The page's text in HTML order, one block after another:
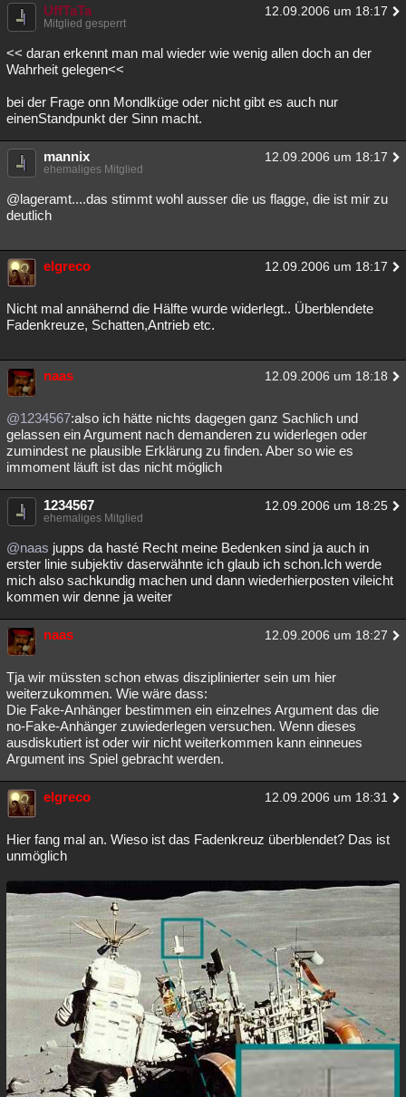
UffTaTa 12.09.2006 um 18:17
Mitglied gesperrt
<< daran erkennt man mal wieder wie wenig allen doch an der
Wahrheit gelegen<<
bei der Frage onn Mondlküge oder nicht gibt es auch nur
einenStandpunkt der Sinn macht.
mannix 12.09.2006 um 18:17
ehemaliges Mitglied
@lageramt....das stimmt wohl ausser die us flagge, die ist mir zu
deutlich
elgreco 12.09.2006 um 18:17
Nicht mal annähernd die Hälfte wurde widerlegt.. Überblendete
Fadenkreuze, Schatten,Antrieb etc.
naas 12.09.2006 um 18:18
@1234567:also ich hätte nichts dagegen ganz Sachlich und
gelassen ein Argument nach demanderen zu widerlegen oder
zumindest ne plausible Erklärung zu finden. Aber so wie es
immoment läuft ist das nicht möglich
1234567 12.09.2006 um 18:25
ehemaliges Mitglied
@naas jupps da hasté Recht meine Bedenken sind ja auch in
erster linie subjektiv daserwähnte ich glaub ich schon.Ich werde
mich also sachkundig machen und dann wiederhierposten vileicht
kommen wir denne ja weiter
naas 12.09.2006 um 18:27
Tja wir müssten schon etwas disziplinierter sein um hier
weiterzukommen. Wie wäre dass:
Die Fake-Anhänger bestimmen ein einzelnes Argument das die
no-Fake-Anhänger zuwiederlegen versuchen. Wenn dieses
ausdiskutiert ist oder wir nicht weiterkommen kann einneues
Argument ins Spiel gebracht werden.
elgreco 12.09.2006 um 18:31
Hier fang mal an. Wieso ist das Fadenkreuz überblendet? Das ist
unmöglich